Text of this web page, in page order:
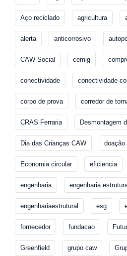
Aço reciclado agricultura
alerta anticorrosivo
CAW Social cemig
conectividade conectividade
corpo de prova corredor de
CRAS Ferraria Desmontagem
Dia das Crianças CAW doação
Economia circular eficiencia
engenharia engenharia
engenhariaestrutural esg
fornecedor fundacao
Greenfield grupo caw